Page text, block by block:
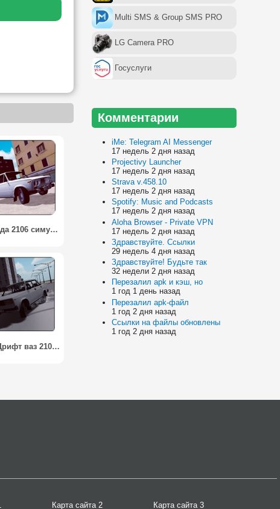
Ваз лада 2106 симулятор дрифт / Vaz lada drift simulator 2106
Лада Дрифт ваз 2105 / Lada Drift Vaz 2105
Multi SMS & Group SMS PRO
LG Camera PRO
Госуслуги
Комментарии
iMe: Telegram AI Messenger
17 недель 2 дня назад
Projectivy Launcher
17 недель 2 дня назад
Strava v.458.10
17 недель 2 дня назад
Spotify: Music and Podcasts
17 недель 2 дня назад
Aloha Browser - Private VPN
17 недель 2 дня назад
Здравствуйте. Ссылки
29 недель 4 дня назад
Здравствуйте! Будьте так
32 недели 2 дня назад
Перезалил apk и кэш, но
1 год 1 день назад
Перезалил apk-файл
1 год 2 дня назад
Ссылки на файлы обновлены
1 год 2 дня назад
Карта сайта 2 Карта сайта 3